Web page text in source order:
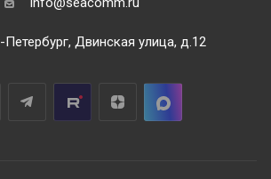
Петербург, Двинская улица, д.12